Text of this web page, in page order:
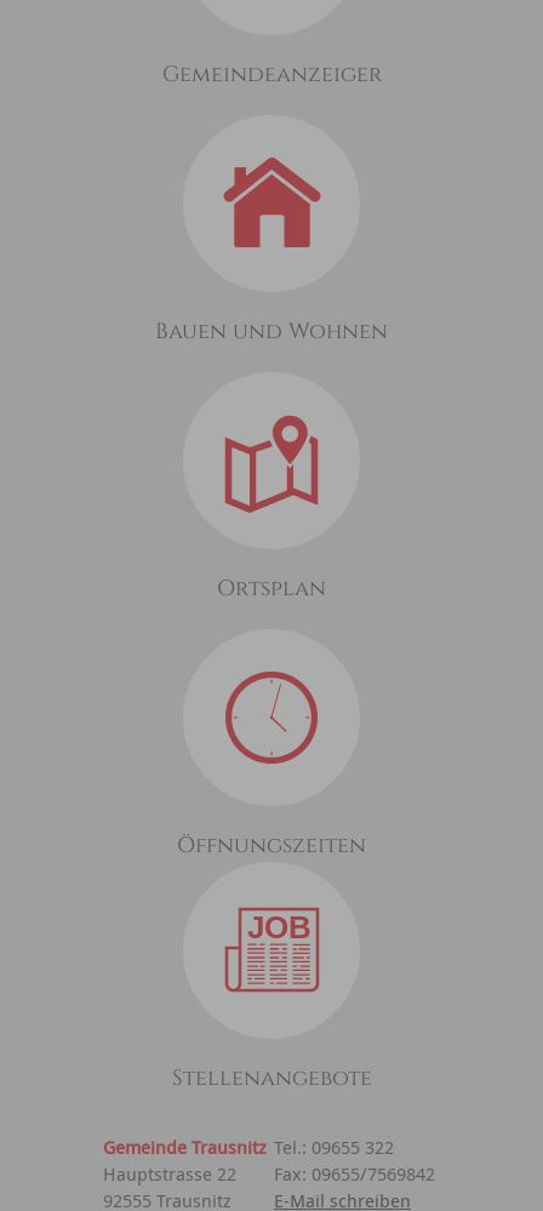
Gemeindeanzeiger
Bauen und Wohnen
Ortsplan
Öffnungszeiten
Stellenangebote
Gemeinde Trausnitz Tel.: 09655 322
Hauptstrasse 22
Fax: 09655/7569842
92555 Trausnitz
E-Mail schreiben